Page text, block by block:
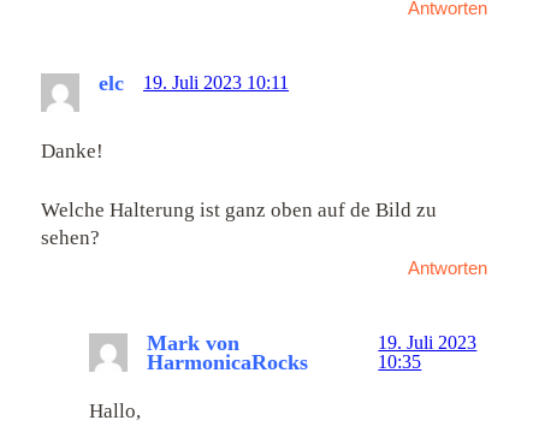
Antworten
elc 19. Juli 2023 10:11
Danke!
Welche Halterung ist ganz oben auf de Bild zu
sehen?
Antworten
Mark von
HarmonicaRocks
19. Juli 2023
10:35
Hallo,